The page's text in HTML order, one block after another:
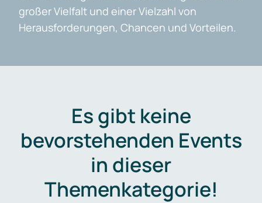
großer Vielfalt und einer Vielzahl von
Herausforderungen, Chancen und Vorteilen.
Es gibt keine
bevorstehenden Events
in dieser
Themenkategorie!